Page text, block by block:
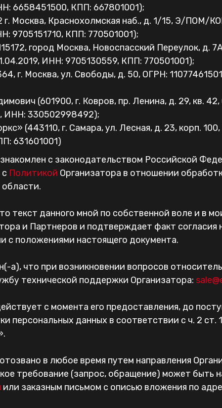
6658451500, КПП: 667801001);
Москва, Краснохолмская наб., д. 1/15, Э/ПОМ/
9705151710, КПП: 770501001);
город Москва, Новоспасский Переулок, д.
ИНН: 9705130559, КПП: 770501001);
г. Москва, ул. Свободы, д. 50, ОГРН:
(601900, г. Ковров, пр. Ленина, д. 29, кв.
ИНН: 330502998492);
(443110, г. Самара, ул. Лесная, д. 23, корп.
631601001)
с законодательством Российской
Политикой Организатора в отношении
текст данного мной по собственной воле и в
и Партнеров и подтверждает факт
с положениями настоящего документа.
а), что при возникновении вопросов
технической поддержки Организатора:
с момента его предоставления, до
персональных данных в соответствии с ч. 2
в любое время путем направления
требование (запрос, обращение) может быть
или заказным письмом с описью вложения по